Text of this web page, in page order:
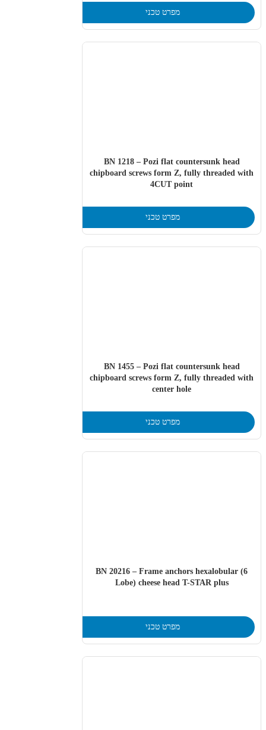
מפרט טכני
BN 1218 – Pozi flat countersunk head
chipboard screws form Z, fully threaded with
4CUT point
מפרט טכני
BN 1455 – Pozi flat countersunk head
chipboard screws form Z, fully threaded with
center hole
מפרט טכני
BN 20216 – Frame anchors hexalobular (6
Lobe) cheese head T-STAR plus
מפרט טכני